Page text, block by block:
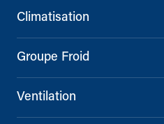
Climatisation
Groupe Froid
Ventilation